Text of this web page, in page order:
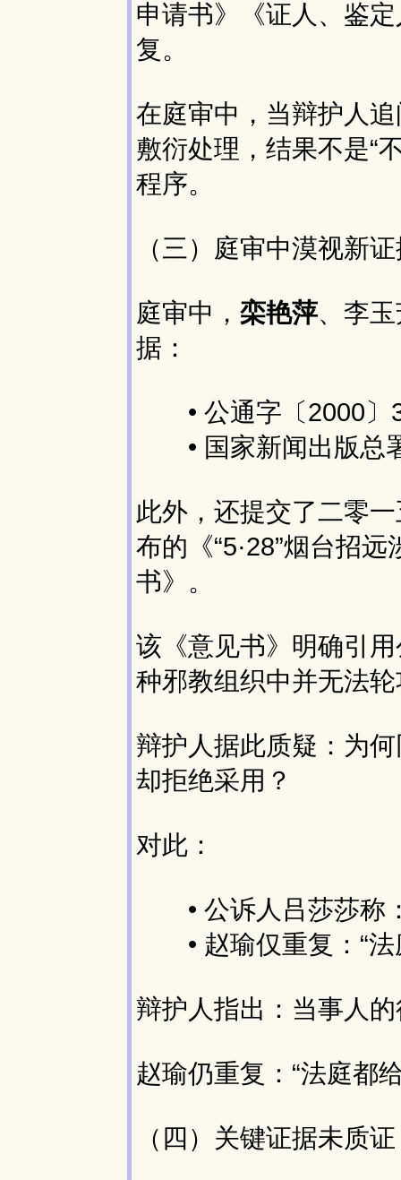
申请书》《证人、鉴
复。
在庭审中，当辩护人
敷衍处理，结果不是“
程序。
（三）庭审中漠视新
庭审中， 栾艳萍、李
据：
• 公通字〔2000〕
• 国家新闻出版总
此外，还提交了二零
布的《“5·28”烟台招
书》。
该《意见书》明确引
种邪教组织中并无法
辩护人据此质疑：为
却拒绝采用？
对此：
• 公诉人吕莎莎称：
• 赵瑜仅重复：“法
辩护人指出：当事人
赵瑜仍重复：“法庭都
（四）关键证据未质